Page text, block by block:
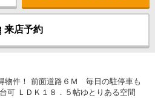
来店予約
物件！ 前面道路６Ｍ 毎日の駐停車も
ＬＤＫ１８．５帖ゆとりある空間